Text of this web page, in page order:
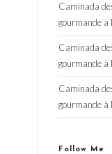
Caminada
gourmande à
Caminada
gourmande à
Caminada
gourmande à
Follow Me